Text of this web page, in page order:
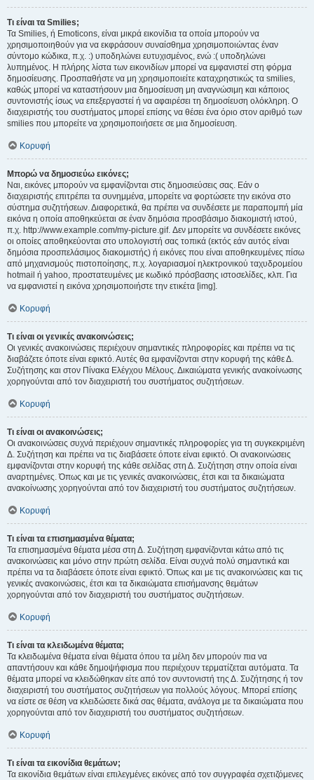
Τι είναι τα Smilies;
Τα Smilies, ή Emoticons, είναι μικρά εικονίδια τα οποία μπορούν να
χρησιμοποιηθούν για να εκφράσουν συναίσθημα χρησιμοποιώντας έναν
σύντομο κώδικα, π.χ. :) υποδηλώνει ευτυχισμένος, ενώ :( υποδηλώνει
λυπημένος. Η πλήρης λίστα των εικονιδίων μπορεί να εμφανιστεί στη φόρμα
δημοσίευσης. Προσπαθήστε να μη χρησιμοποιείτε καταχρηστικώς τα smilies,
καθώς μπορεί να καταστήσουν μια δημοσίευση μη αναγνώσιμη και κάποιος
συντονιστής ίσως να επεξεργαστεί ή να αφαιρέσει τη δημοσίευση ολόκληρη. Ο
διαχειριστής του συστήματος μπορεί επίσης να θέσει ένα όριο στον αριθμό των
smilies που μπορείτε να χρησιμοποιήσετε σε μια δημοσίευση.
Κορυφή
Μπορώ να δημοσιεύω εικόνες;
Ναι, εικόνες μπορούν να εμφανίζονται στις δημοσιεύσεις σας. Εάν ο
διαχειριστής επιτρέπει τα συνημμένα, μπορείτε να φορτώσετε την εικόνα στο
σύστημα συζητήσεων. Διαφορετικά, θα πρέπει να συνδέσετε με παραπομπή μία
εικόνα η οποία αποθηκεύεται σε έναν δημόσια προσβάσιμο διακομιστή ιστού,
π.χ. http://www.example.com/my-picture.gif. Δεν μπορείτε να συνδέσετε εικόνες
οι οποίες αποθηκεύονται στο υπολογιστή σας τοπικά (εκτός εάν αυτός είναι
δημόσια προσπελάσιμος διακομιστής) ή εικόνες που είναι αποθηκευμένες πίσω
από μηχανισμούς πιστοποίησης, π.χ. λογαριασμοί ηλεκτρονικού ταχυδρομείου
hotmail ή yahoo, προστατευμένες με κωδικό πρόσβασης ιστοσελίδες, κλπ. Για
να εμφανιστεί η εικόνα χρησιμοποιήστε την ετικέτα [img].
Κορυφή
Τι είναι οι γενικές ανακοινώσεις;
Οι γενικές ανακοινώσεις περιέχουν σημαντικές πληροφορίες και πρέπει να τις
διαβάζετε όποτε είναι εφικτό. Αυτές θα εμφανίζονται στην κορυφή της κάθε Δ.
Συζήτησης και στον Πίνακα Ελέγχου Μέλους. Δικαιώματα γενικής ανακοίνωσης
χορηγούνται από τον διαχειριστή του συστήματος συζητήσεων.
Κορυφή
Τι είναι οι ανακοινώσεις;
Οι ανακοινώσεις συχνά περιέχουν σημαντικές πληροφορίες για τη συγκεκριμένη
Δ. Συζήτηση και πρέπει να τις διαβάσετε όποτε είναι εφικτό. Οι ανακοινώσεις
εμφανίζονται στην κορυφή της κάθε σελίδας στη Δ. Συζήτηση στην οποία είναι
αναρτημένες. Όπως και με τις γενικές ανακοινώσεις, έτσι και τα δικαιώματα
ανακοίνωσης χορηγούνται από τον διαχειριστή του συστήματος συζητήσεων.
Κορυφή
Τι είναι τα επισημασμένα θέματα;
Τα επισημασμένα θέματα μέσα στη Δ. Συζήτηση εμφανίζονται κάτω από τις
ανακοινώσεις και μόνο στην πρώτη σελίδα. Είναι συχνά πολύ σημαντικά και
πρέπει να τα διαβάσετε όποτε είναι εφικτό. Όπως και με τις ανακοινώσεις και τις
γενικές ανακοινώσεις, έτσι και τα δικαιώματα επισήμανσης θεμάτων
χορηγούνται από τον διαχειριστή του συστήματος συζητήσεων.
Κορυφή
Τι είναι τα κλειδωμένα θέματα;
Τα κλειδωμένα θέματα είναι θέματα όπου τα μέλη δεν μπορούν πια να
απαντήσουν και κάθε δημοψήφισμα που περιέχουν τερματίζεται αυτόματα. Τα
θέματα μπορεί να κλειδώθηκαν είτε από τον συντονιστή της Δ. Συζήτησης ή τον
διαχειριστή του συστήματος συζητήσεων για πολλούς λόγους. Μπορεί επίσης
να είστε σε θέση να κλειδώσετε δικά σας θέματα, ανάλογα με τα δικαιώματα που
χορηγούνται από τον διαχειριστή του συστήματος συζητήσεων.
Κορυφή
Τι είναι τα εικονίδια θεμάτων;
Τα εικονίδια θεμάτων είναι επιλεγμένες εικόνες από τον συγγραφέα σχετιζόμενες